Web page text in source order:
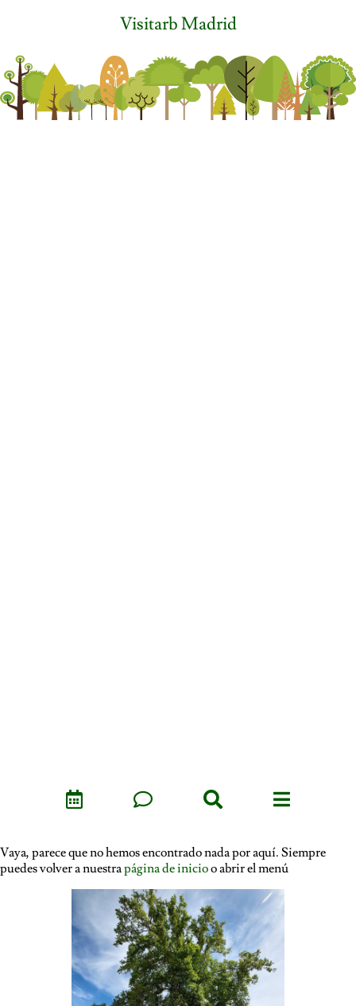
Visitarb Madrid
Vaya, parece que no hemos encontrado nada por aquí. Siempre
puedes volver a nuestrapágina de inicioo abrir el menú